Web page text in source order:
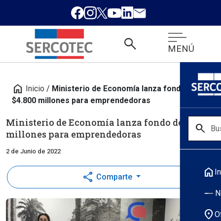
search MENÚ
search
home
location_on
home Inicio / Ministerio de Economía lanza fondo de
$4.800 millones para emprendedoras
Ministerio de Economía lanza fondo de $4.800
millones para emprendedoras
2 de Junio de 2022
share Comparte